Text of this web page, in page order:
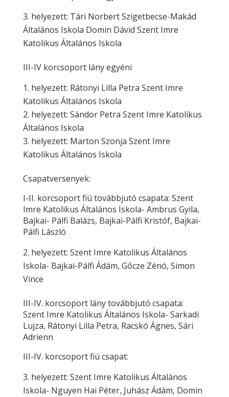
helyezett: Tári Norbert Szigetbecse-Makád
Általános Iskola Domin Dávid Szent Imre
Katolikus Általános Iskola
III-IV korcsoport lány egyéni
helyezett: Rátonyi Lilla Petra Szent Imre
Katolikus Általános Iskola
helyezett: Sándor Petra Szent Imre Katolikus
Általános Iskola
helyezett: Marton Szonja Szent Imre
Katolikus Általános Iskola
Csapatversenyek:
I-II. korcsoport fiú továbbjutó csapata: Szent
Imre Katolikus Általános Iskola- Ambrus Gyila,
Bajkai- Pálfi Balázs, Bajkai-Pálfi Kristóf, Bajkai-
Pálfi László
helyezett: Szent Imre Katolikus Általános
Iskola- Bajkai-Pálfi Ádám, Gőcze Zénó, Simon
Vince
III-IV. korcsoport lány továbbjutó csapata:
Szent Imre Katolikus Általános Iskola- Sarkadi
Lujza, Rátonyi Lilla Petra, Racskó Ágnes, Sári
Adrienn
III-IV. korcsoport fiú csapat:
helyezett: Szent Imre Katolikus Általános
Iskola- Nguyen Hai Péter, Juhász Ádám, Domin